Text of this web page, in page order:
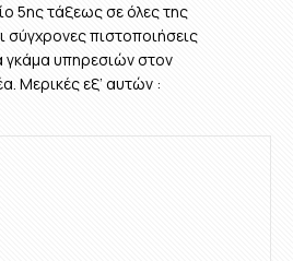
5ης τάξεως σε όλες της
σύγχρονες πιστοποιήσεις
υπηρεσιών στον
Μερικές εξ’ αυτών :